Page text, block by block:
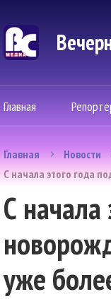
Главная
Главная
Новости
С начала этого года
С начала
уже